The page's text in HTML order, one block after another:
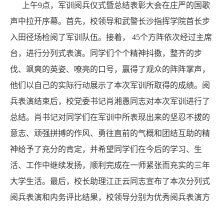
上午9点，军训阅兵仪式暨总结表彰大会在庄严的国歌
声中拉开序幕。首先，校领导和武警长沙指挥学院首长步
入田径场检阅了军训队伍。接着， 45个方阵依次经过主席
台，进行分列式表演。同学们个个精神抖擞，整齐的步
伐、飒爽的英姿、嘹亮的口号，赢得了观众的阵阵掌声，
他们以自己的实际行动展示了本次军训所取得的成绩。阅
兵表演结束后，校党委书记肖湘愚同志对本次军训进行了
总结。肖书记对同学们在军训中所表现出来的坚忍不拔的
意志、顽强拼搏的作风、勇往直前的气概和团结互助的精
神给予了充分的肯定，并希望同学们在今后的学习、生
活、工作中继续发扬，顺利完成在一师紧张而充实的三年
大学生活。最后，校长助理江正云同志宣布了本次分列式
阅兵表演和内务评比结果，校领导分别为优秀阅兵表演方